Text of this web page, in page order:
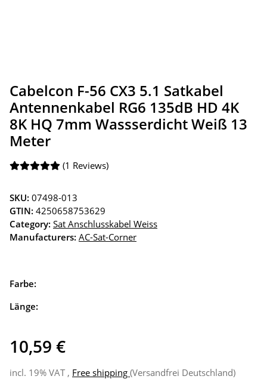
Cabelcon F-56 CX3 5.1 Satkabel
Antennenkabel RG6 135dB HD 4K
8K HQ 7mm Wassserdicht Weiß 13
Meter
(1 Reviews)
SKU: 07498-013
GTIN: 4250658753629
Category: Sat Anschlusskabel Weiss
Manufacturers: AC-Sat-Corner
Farbe:
Länge:
10,59 €
incl. 19% VAT , Free shipping (Versandfrei Deutschland)